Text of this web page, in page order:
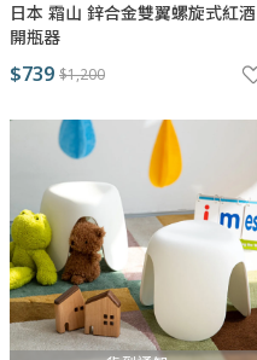
日本 霜山 鋅合金雙翼螺旋式紅酒
開瓶器
$739 $1,200